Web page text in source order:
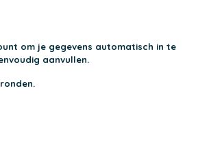
om je gegevens automatisch in te
aanvullen.